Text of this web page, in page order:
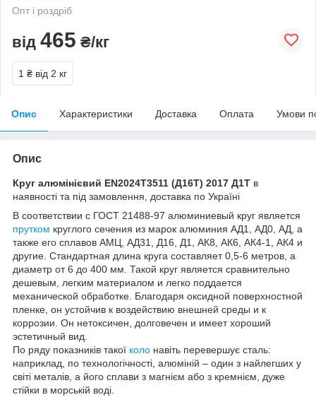
Опт і роздріб
від 465 ₴/кг
1 ₴ від 2 кг
Опис Характеристики Доставка Оплата Умови
Опис
Круг алюмінієвий EN2024T3511 (Д16Т) 2017 Д1Т в
наявності та під замовлення, доставка по Україні
В соответствии с ГОСТ 21488-97 алюминиевый круг является
прутком круглого сечения из марок алюминия АД1, АД0, АД, а
также его сплавов АМЦ, АД31, Д16, Д1, АК8, АК6, АК4-1, АК4 и
другие. Стандартная длина круга составляет 0,5-6 метров, а
диаметр от 6 до 400 мм. Такой круг является сравнительно
дешевым, легким материалом и легко поддается
механической обработке. Благодаря оксидной поверхностной
пленке, он устойчив к воздействию внешней среды и к
коррозии. Он нетоксичен, долговечен и имеет хороший
эстетичный вид.
По ряду показників такої коло навіть перевершує сталь:
наприклад, по технологічності, алюміній – один з найлегших у
світі металів, а його сплави з магнієм або з кремнієм, дуже
стійки в морській воді.